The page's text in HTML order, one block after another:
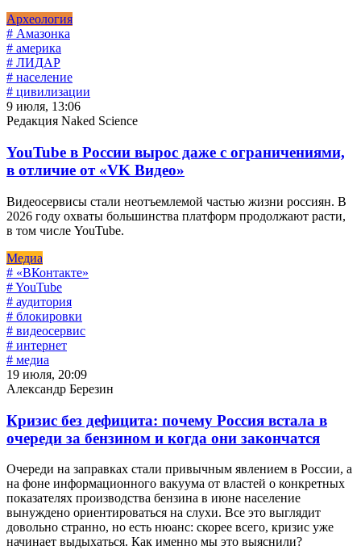
Археология
# Амазонка
# америка
# ЛИДАР
# население
# цивилизации
9 июля, 13:06
Редакция Naked Science
YouTube в России вырос даже с ограничениями,
в отличие от «VK Видео»
Видеосервисы стали неотъемлемой частью жизни россиян. В
2026 году охваты большинства платформ продолжают расти,
в том числе YouTube.
Медиа
# «ВКонтакте»
# YouTube
# аудитория
# блокировки
# видеосервис
# интернет
# медиа
19 июля, 20:09
Александр Березин
Кризис без дефицита: почему Россия встала в
очереди за бензином и когда они закончатся
Очереди на заправках стали привычным явлением в России, а
на фоне информационного вакуума от властей о конкретных
показателях производства бензина в июне население
вынуждено ориентироваться на слухи. Все это выглядит
довольно странно, но есть нюанс: скорее всего, кризис уже
начинает выдыхаться. Как именно мы это выяснили?